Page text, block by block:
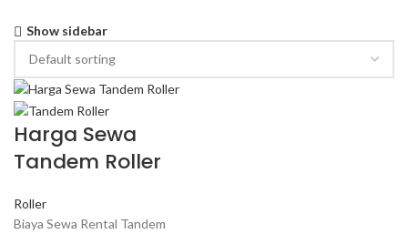
Show sidebar
Harga Sewa
Tandem Roller
Roller
Biaya Sewa Rental Tandem